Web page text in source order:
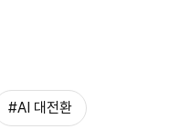
#AI 대전환